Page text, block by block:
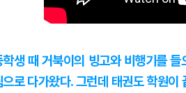
생 때 거북이의 빙고와 비행기를
로 다가왔다. 그런데 태권도 학원이